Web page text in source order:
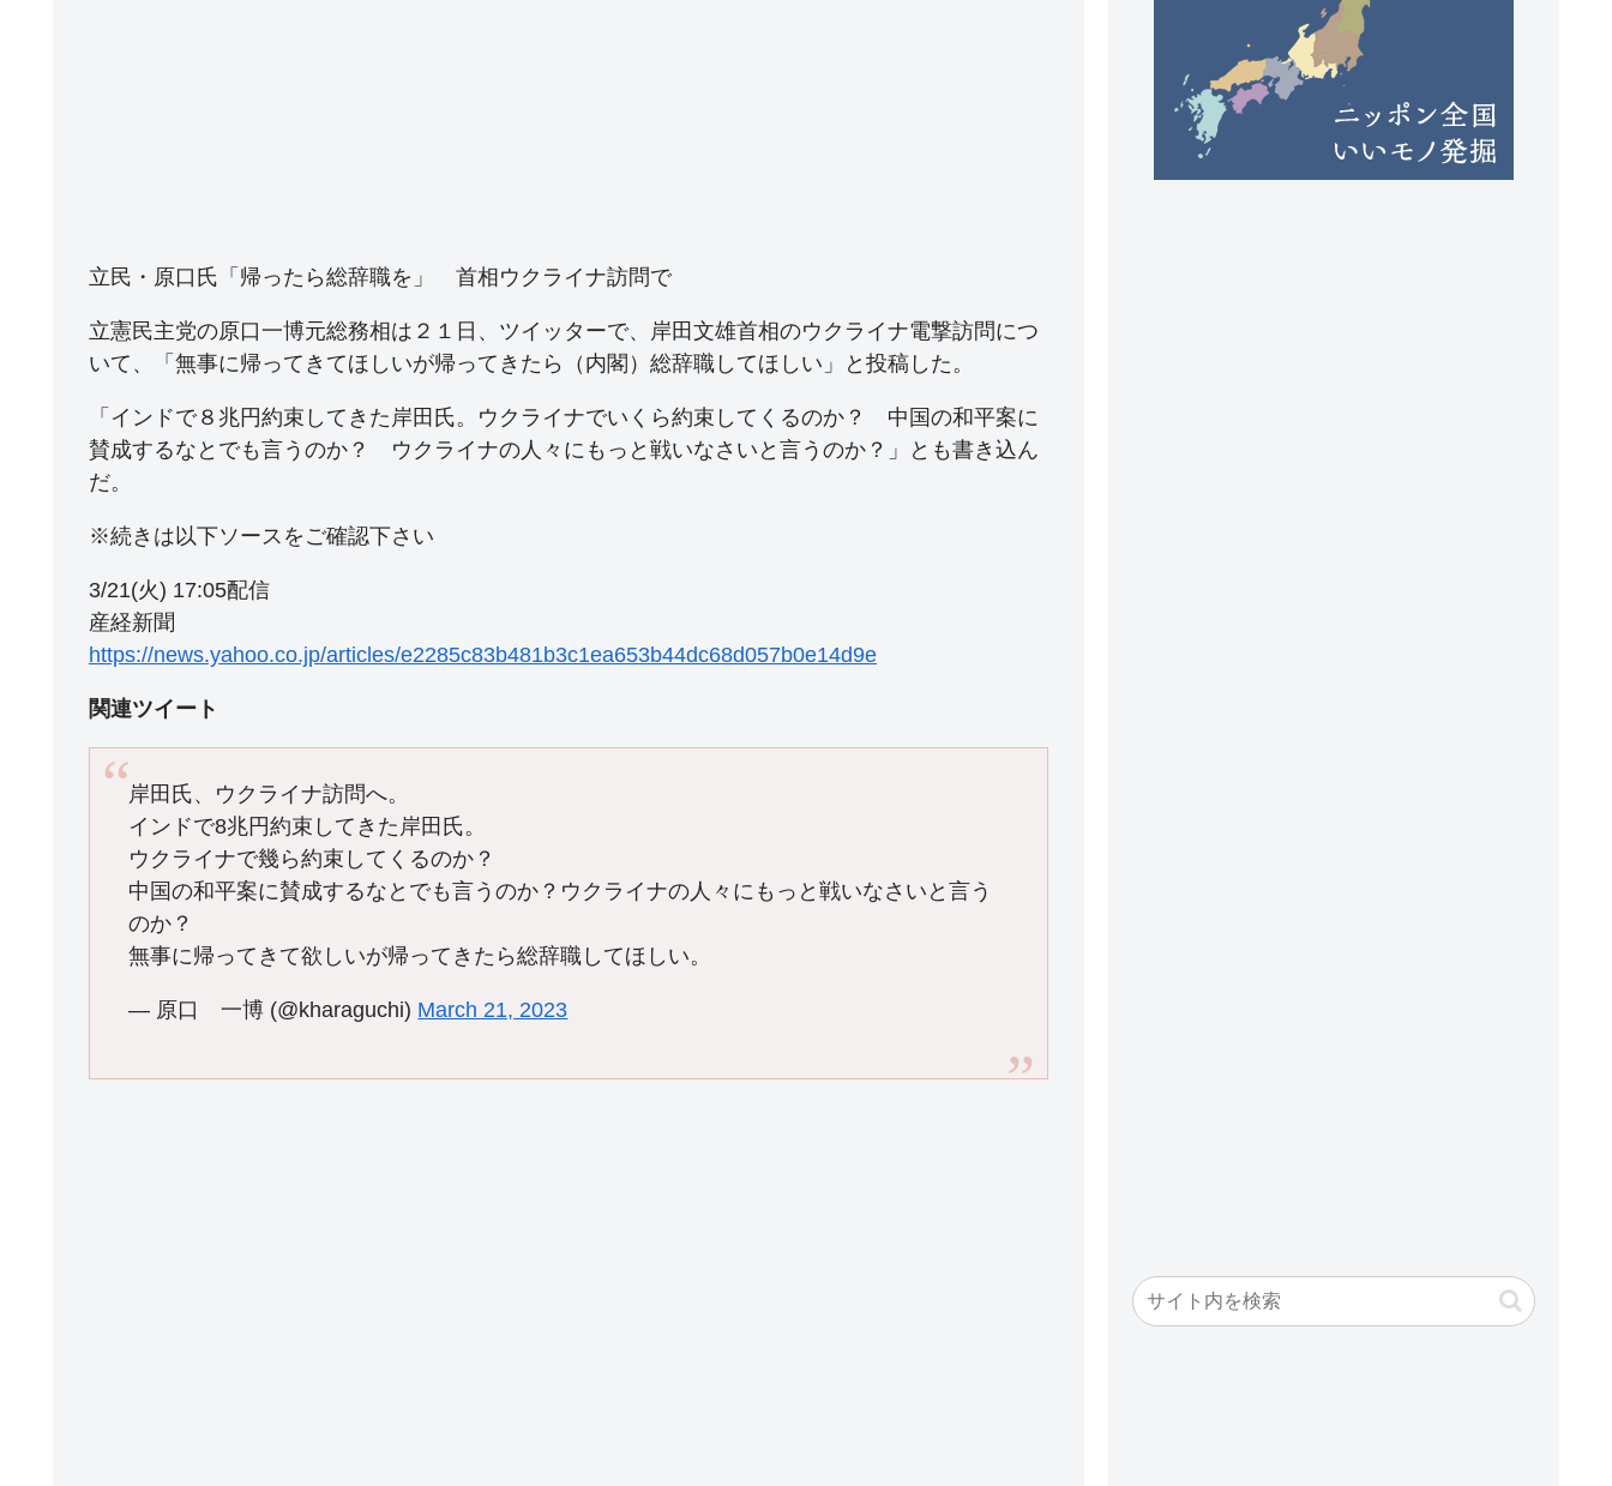
立民・原口氏「帰ったら総辞職を」 首相ウクライナ訪問で
立憲民主党の原口一博元総務相は２１日、ツイッターで、岸田文雄首相のウクライナ電撃訪問につ
いて、「無事に帰ってきてほしいが帰ってきたら（内閣）総辞職してほしい」と投稿した。
「インドで８兆円約束してきた岸田氏。ウクライナでいくら約束してくるのか？ 中国の和平案に
賛成するなとでも言うのか？ ウクライナの人々にもっと戦いなさいと言うのか？」とも書き込ん
だ。
※続きは以下ソースをご確認下さい
3/21(火) 17:05配信
産経新聞
https://news.yahoo.co.jp/articles/e2285c83b481b3c1ea653b44dc68d057b0e14d9e
関連ツイート
岸田氏、ウクライナ訪問へ。
インドで8兆円約束してきた岸田氏。
ウクライナで幾ら約束してくるのか？
中国の和平案に賛成するなとでも言うのか？ウクライナの人々にもっと戦いなさいと言う
のか？
無事に帰ってきて欲しいが帰ってきたら総辞職してほしい。
— 原口 一博 (@kharaguchi) March 21, 2023